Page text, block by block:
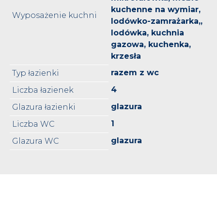
Wyposażenie kuchni
kuchenne na wymiar,
lodówko-zamrażarka,,
lodówka, kuchnia
gazowa, kuchenka,
krzesła
Typ łazienki
razem z wc
Liczba łazienek
4
Glazura łazienki
glazura
Liczba WC
1
Glazura WC
glazura